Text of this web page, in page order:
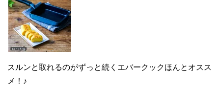
スルンと取れるのがずっと続くエバークックほんとオスス
メ！♪